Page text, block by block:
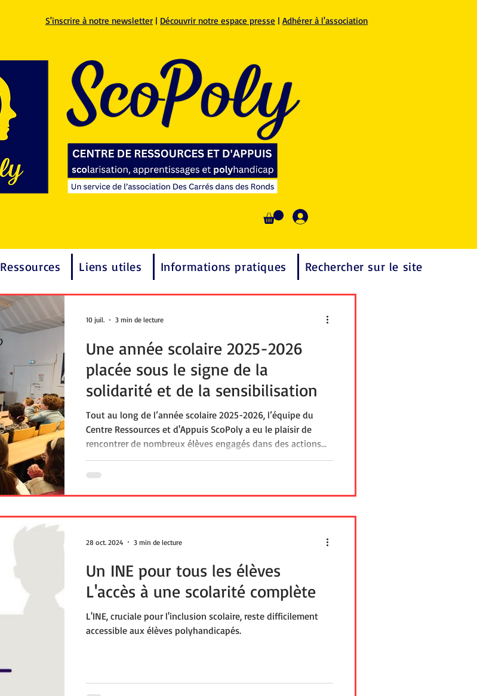
S'inscrire à notre newsletter | Découvrir notre espace presse | Adhérer à l'association
Ressources Liens utiles Informations pratiques Rechercher sur le site
Une année scolaire 2025-2026
placée sous le signe de la
solidarité et de la sensibilisation
Tout au long de l’année scolaire 2025-2026, l’équipe du
Centre Ressources et d'Appuis ScoPoly a eu le plaisir de
rencontrer de nombreux élèves engagés dans des actions
solidaires au profit des jeunes de l'association Des Carrés
dans des Ronds. Ces temps de rencontre ont permis de
particulièrement du polyhandicap et de donner du sens aux
actions caritatives menées au sein des établissements
10 juil. 3 min de lecture
Un INE pour tous les élèves
L'accès à une scolarité complète
L'INE, cruciale pour l'inclusion scolaire, reste difficilement
accessible aux élèves polyhandicapés.
28 oct. 2024 3 min de lecture